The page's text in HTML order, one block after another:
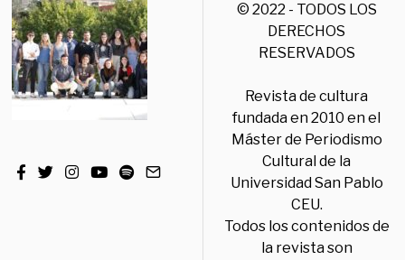
© 2022 - TODOS LOS
DERECHOS
RESERVADOS
Revista de cultura
fundada en 2010 en el
Máster de Periodismo
Cultural de la
Universidad San Pablo
CEU.
Todos los contenidos de
la revista son